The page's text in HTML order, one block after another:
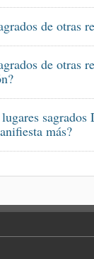
de otras
de otras
sagrados
más?